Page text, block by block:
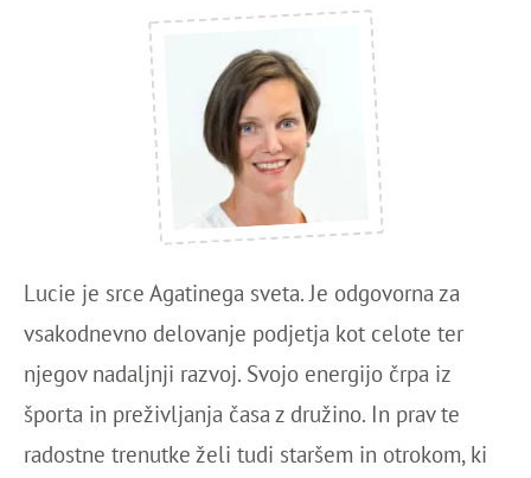
Lucie je srce Agatinega sveta. Je odgovorna za
vsakodnevno delovanje podjetja kot celote ter
njegov nadaljnji razvoj. Svojo energijo črpa iz
športa in preživljanja časa z družino. In prav te
radostne trenutke želi tudi staršem in otrokom, ki